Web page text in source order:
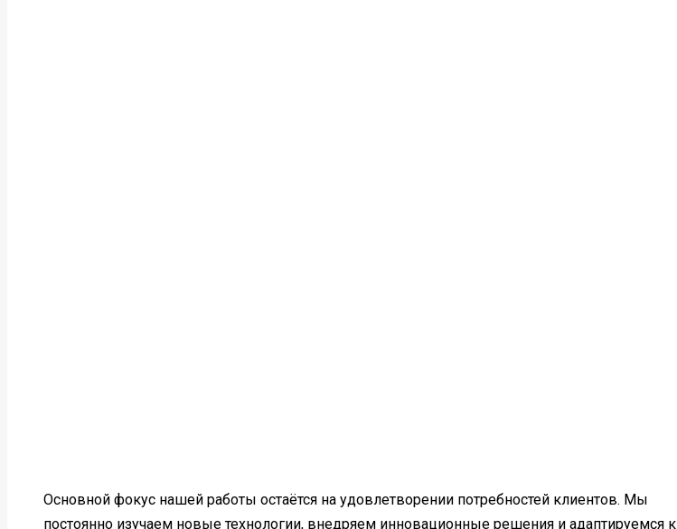
Основной фокус нашей работы остаётся на удовлетворении потребностей клиентов. Мы
постоянно изучаем новые технологии, внедряем инновационные решения и адаптируемся к